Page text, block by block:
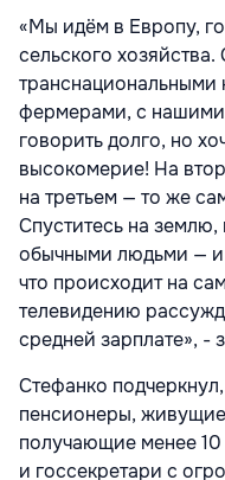
«Мы идём в Европу,
сельского
фермерами, с нашими
говорить долго, но
высокомерие! На
на третьем — то же
Спуститесь на
обычными людьми — и
что происходит на
телевидению
средней зарплате», -
Стефанко
пенсионеры, живущие
получающие менее
и госсекретари с